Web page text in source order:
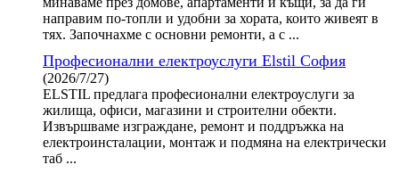
направим по-топли и удобни за хората, които живеят в
тях. Започнахме с основни ремонти, а с ...
Професионални електроуслуги Elstil София
(2026/7/27)
ELSTIL предлага професионални електроуслуги за
жилища, офиси, магазини и строителни обекти.
Извършваме изграждане, ремонт и поддръжка на
електроинсталации, монтаж и подмяна на електрически
таб ...